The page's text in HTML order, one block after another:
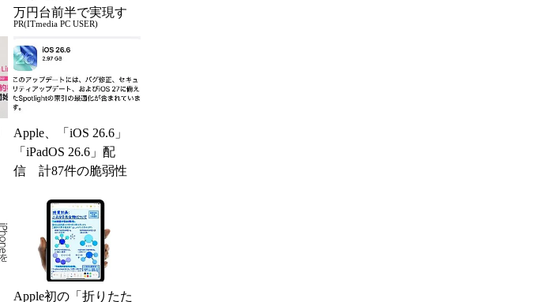
万円台前半で実現す
る快適PCライフ
PR(ITmedia PC USER)
Apple、「iOS 26.6」
「iPadOS 26.6」配
信 計87件の脆弱性
Apple初の「折りたた